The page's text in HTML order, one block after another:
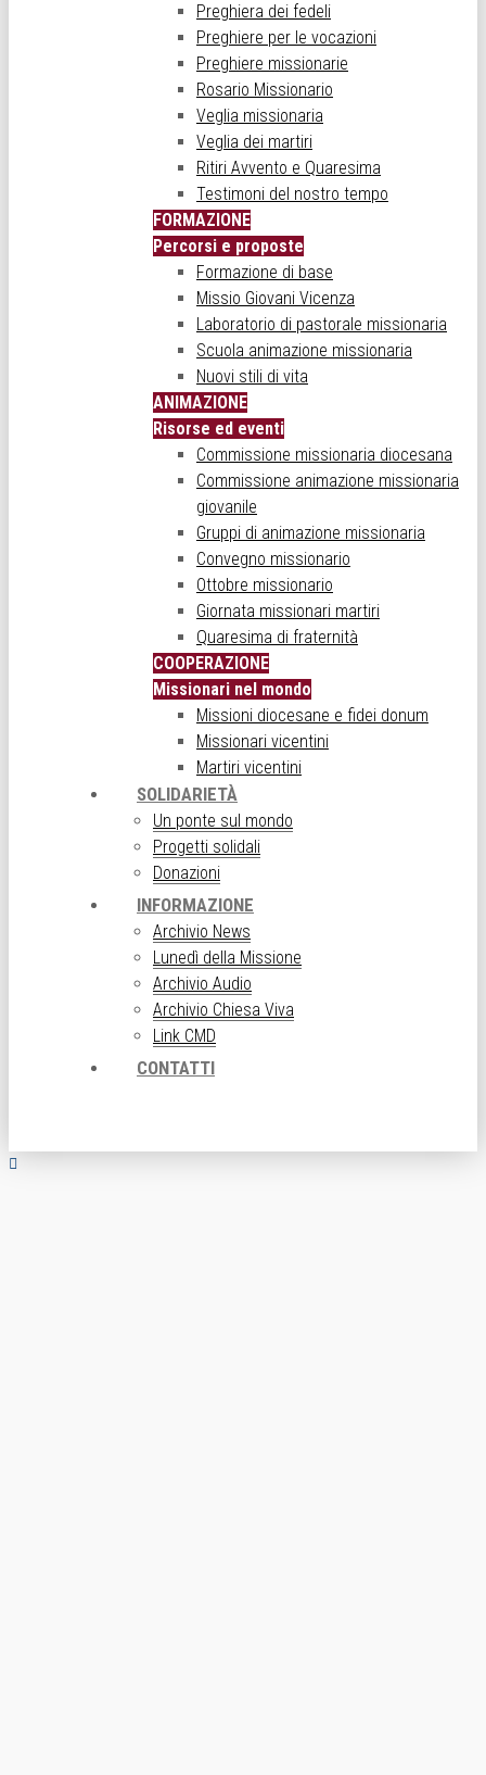
Preghiera dei fedeli
Preghiere per le vocazioni
Preghiere missionarie
Rosario Missionario
Veglia missionaria
Veglia dei martiri
Ritiri Avvento e Quaresima
Testimoni del nostro tempo
FORMAZIONE
Percorsi e proposte
Formazione di base
Missio Giovani Vicenza
Laboratorio di pastorale missionaria
Scuola animazione missionaria
Nuovi stili di vita
ANIMAZIONE
Risorse ed eventi
Commissione missionaria diocesana
Commissione animazione missionaria
giovanile
Gruppi di animazione missionaria
Convegno missionario
Ottobre missionario
Giornata missionari martiri
Quaresima di fraternità
COOPERAZIONE
Missionari nel mondo
Missioni diocesane e fidei donum
Missionari vicentini
Martiri vicentini
SOLIDARIETÀ
Un ponte sul mondo
Progetti solidali
Donazioni
INFORMAZIONE
Archivio News
Lunedì della Missione
Archivio Audio
Archivio Chiesa Viva
Link CMD
CONTATTI